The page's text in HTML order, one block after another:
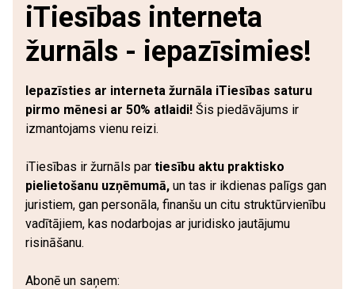
iTiesības interneta
žurnāls - iepazīsimies!
Iepazīsties ar interneta žurnāla iTiesības saturu
pirmo mēnesi ar 50% atlaidi! Šis piedāvājums ir
izmantojams vienu reizi.
iTiesības ir žurnāls par tiesību aktu praktisko
pielietošanu uzņēmumā, un tas ir ikdienas palīgs gan
juristiem, gan personāla, finanšu un citu struktūrvienību
vadītājiem, kas nodarbojas ar juridisko jautājumu
risināšanu.
Abonē un saņem: